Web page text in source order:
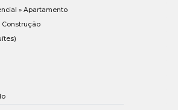
» Apartamento
Construção